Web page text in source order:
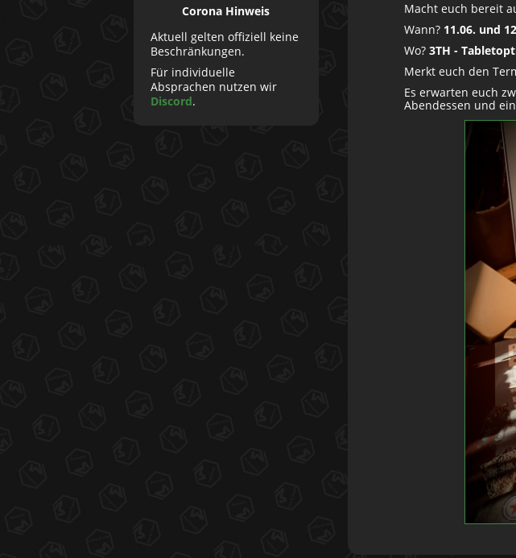
Corona Hinweis
Aktuell gelten offiziell keine
Beschränkungen.
Für individuelle
Absprachen nutzen wir
Discord.
Macht euch bereit
Wann? 11.06. und
Wo? 3TH -
Merkt euch den
Es erwarten euch
Abendessen und